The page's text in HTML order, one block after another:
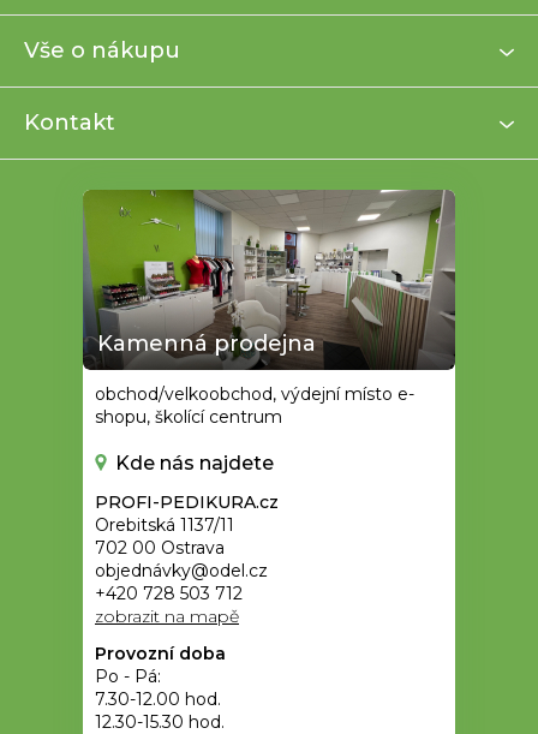
p
t
Vše o nákupu
Kontakt
Kamenná prodejna
obchod/velkoobchod, výdejní místo e-
shopu, školící centrum
Kde nás najdete
PROFI-PEDIKURA.cz
Orebitská 1137/11
702 00 Ostrava
objednávky@odel.cz
+420 728 503 712
zobrazit na mapě
Provozní doba
Po - Pá:
7.30-12.00 hod.
12.30-15.30 hod.